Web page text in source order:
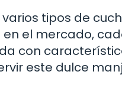
varios tipos de
en el mercado,
con
este dulce